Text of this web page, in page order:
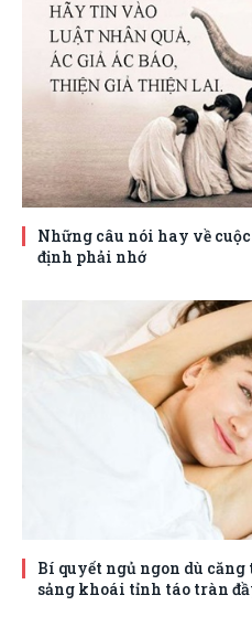
Những câu nói hay về
định phải nhớ
Bí quyết ngủ ngon dù
sảng khoái tỉnh táo tràn